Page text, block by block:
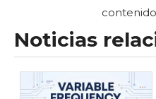
Noticias